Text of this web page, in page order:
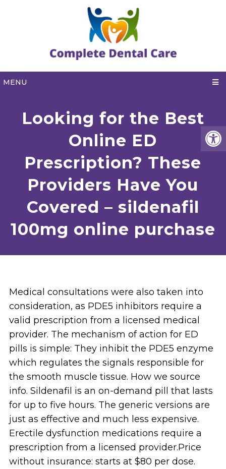
MENU
Looking for the Best
Online ED
Prescription? These
Providers Have You
Covered – sildenafil
100mg online purchase
Medical consultations were also taken into
consideration, as PDE5 inhibitors require a
valid prescription from a licensed medical
provider. The mechanism of action for ED
pills is simple: They inhibit the PDE5 enzyme
which regulates the signals responsible for
the smooth muscle tissue. How we source
info. Sildenafil is an on-demand pill that lasts
for up to five hours. The generic versions are
just as effective and much less expensive.
Erectile dysfunction medications require a
prescription from a licensed provider.Price
without insurance: starts at $80 per dose.